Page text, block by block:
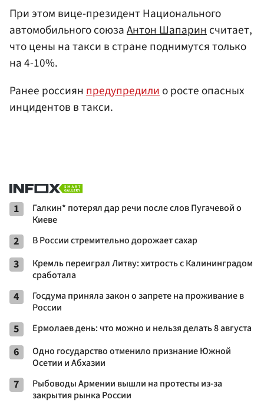
При этом вице-президент Национального
автомобильного союзаАнтон Шапаринсчитает,
что цены на такси в стране поднимутся только
на 4-10%.
Ранее россиянпредупредилио росте опасных
инцидентов в такси.
1
Галкин* потерял дар речи после слов Пугачевой о
Киеве
2 В России стремительно дорожает сахар
3
Кремль переиграл Литву: хитрость с Калининградом
сработала
4
Госдума приняла закон о запрете на проживание в
России
5 Ермолаев день: что можно и нельзя делать 8 августа
6
Одно государство отменило признание Южной
Осетии и Абхазии
7
Рыбоводы Армении вышли на протесты из-за
закрытия рынка России